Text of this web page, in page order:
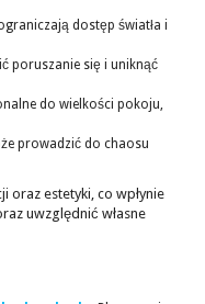
dostęp światła i
poruszanie się i uniknąć
do wielkości pokoju,
prowadzić do chaosu
oraz estetyki, co wpłynie
uwzględnić własne